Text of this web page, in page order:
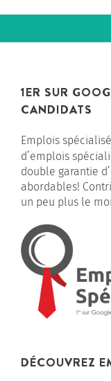
1ER SUR
CANDIDATS
Emplois
d’emplois
double garantie
abordables!
un peu plus le
DÉCOUVREZ